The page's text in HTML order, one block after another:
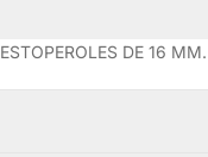
DE 16